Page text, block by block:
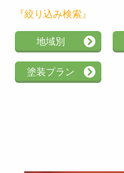
『絞り込み検索』
地域別
塗装プラン